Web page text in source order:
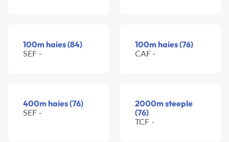
100m haies (84)
SEF -
100m haies (76)
CAF -
400m haies (76)
SEF -
2000m steeple
(76)
TCF -